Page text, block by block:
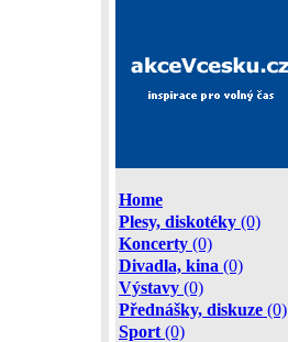
Home
Plesy, diskotéky (0)
Koncerty (0)
Divadla, kina (0)
Výstavy (0)
Přednášky, diskuze (0)
Sport (0)